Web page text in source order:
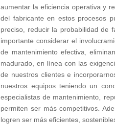
aumentar la eficiencia operativa y
del fabricante en estos procesos
preciso, reducir la probabilidad de
importante considerar el
de mantenimiento efectiva,
madurado, en línea con las
de nuestros clientes e
nuestros equipos teniendo un
especialistas de mantenimiento,
permiten ser más competitivos.
logren ser más eficientes,